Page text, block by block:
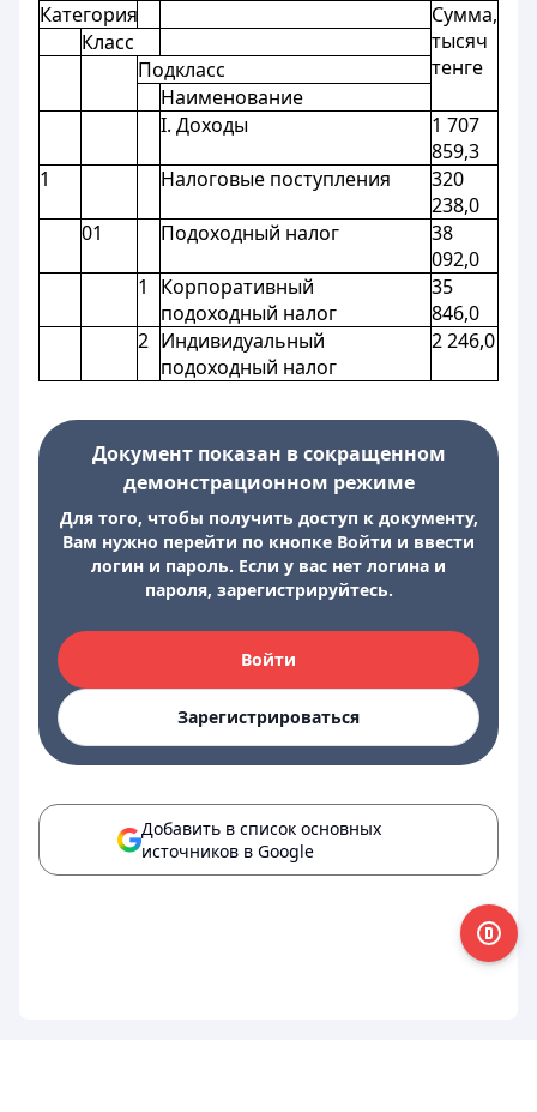
Категория
Сумма,
тысяч
тенге
Класс
Подкласс
Наименование
I. Доходы
1 707
859,3
1
Налоговые поступления
320
238,0
01
Подоходный налог
38
092,0
1
Корпоративный
подоходный налог
35
846,0
2 Индивидуальный
подоходный налог
2 246,0
Документ показан в сокращенном
демонстрационном режиме
Для того, чтобы получить доступ к документу,
Вам нужно перейти по кнопке Войти и ввести
логин и пароль. Если у вас нет логина и
пароля, зарегистрируйтесь.
Войти
Зарегистрироваться
Добавить в список основных
источников в Google